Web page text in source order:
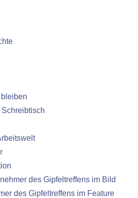
des Gipfeltreffens im Bild
des Gipfeltreffens im Feature